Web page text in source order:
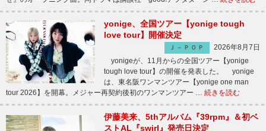
yonige、全国ツアー【yonige tough
love tour】開催決定
Ｊ－ＰＯＰ
2026年8月7日
yonigeが、11月からの全国ツアー【yonige
tough love tour】の開催を発表した。 yonige
は、東名阪ワンマンツアー【yonige one man
tour 2026】を開幕。メジャー再契約後初のワンマンツアー … 続きを読む
伊藤美来、5thアルバム『39rpm』＆初ベ
ストAL『swirl』発売日決定